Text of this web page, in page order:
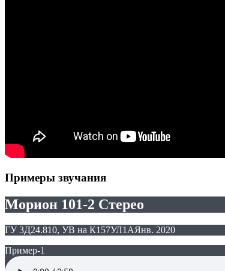
Примеры звучания
Морион 101-2 Стерео
ГУ 3Д24.810, УВ на К157УЛ1АЯнв. 2020
Пример-1